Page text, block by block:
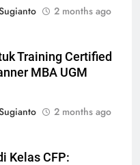
2 months ago
Training Certified
MBA UGM
2 months ago
Kelas CFP: